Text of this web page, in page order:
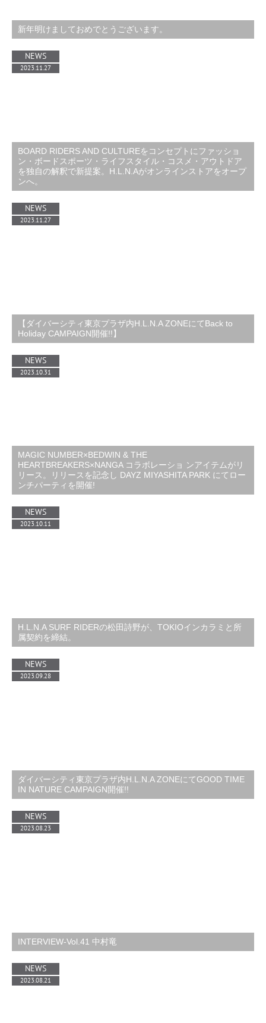
新年明けましておめでとうございます。
BOARD RIDERS AND CULTUREをコンセプトにファッショ
ン・ボードスポーツ・ライフスタイル・コスメ・アウトドア
を独自の解釈で新提案。H.L.N.Aがオンラインストアをオープ
ンへ。
NEWS
2023.11.27
【ダイバーシティ東京プラザ内H.L.N.A ZONEにてBack to
Holiday CAMPAIGN開催!!】
NEWS
2023.11.27
MAGIC NUMBER×BEDWIN & THE
HEARTBREAKERS×NANGA コラボレーショ ンアイテムがリ
リース。リリースを記念し DAYZ MIYASHITA PARK にてロー
ンチパーティを開催!
NEWS
2023.10.31
H.L.N.A SURF RIDERの松田詩野が、TOKIOインカラミと所
属契約を締結。
NEWS
2023.10.11
ダイバーシティ東京プラザ内H.L.N.A ZONEにてGOOD TIME
IN NATURE CAMPAIGN開催!!
NEWS
2023.09.28
INTERVIEW-Vol.41 中村竜
NEWS
2023.08.23
NEWS
2023.08.21